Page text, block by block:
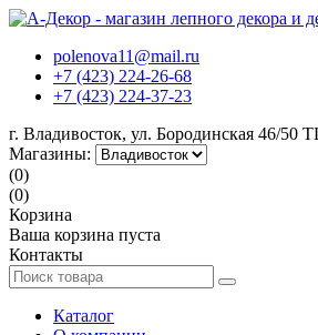
polenova11@mail.ru
+7 (423) 224-26-68
+7 (423) 224-37-23
г. Владивосток, ул. Бородинская 46/
Магазины:
(0)
(0)
Корзина
Ваша корзина пуста
Контакты
Каталог